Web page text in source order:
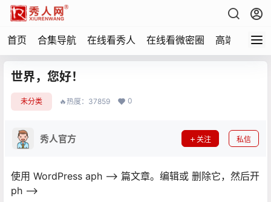
首页 合集导航 在线看秀人 在线看微密圈 高端写真
世界，您好！
未分类 🔥热度：37859 0
秀人官方 关注 私信
使用 WordPress aph –> 篇文章。编辑或 删除它，然后开
ph –>